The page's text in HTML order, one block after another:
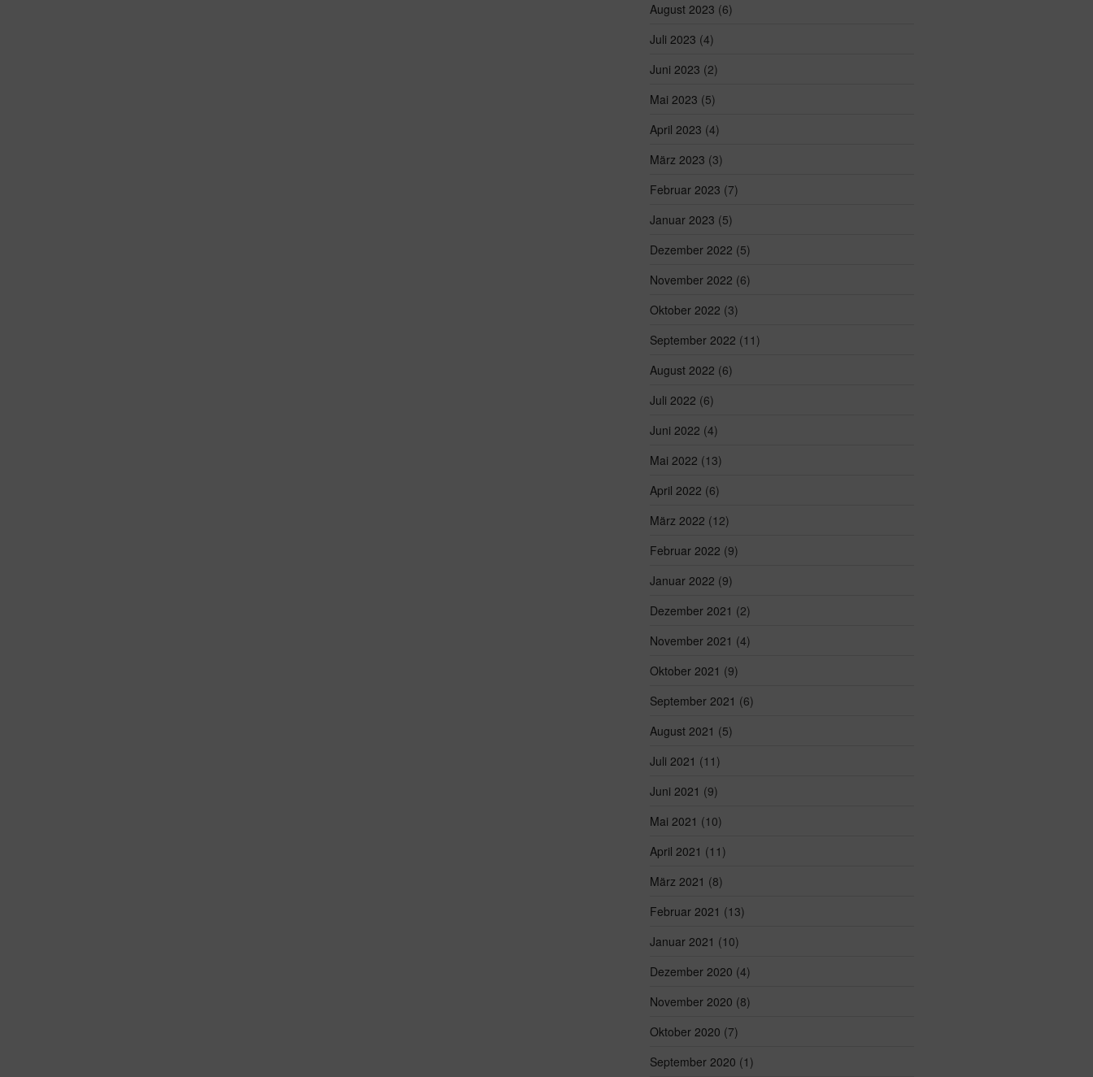
August 2023 (6)
Juli 2023 (4)
Juni 2023 (2)
Mai 2023 (5)
April 2023 (4)
März 2023 (3)
Februar 2023 (7)
Januar 2023 (5)
Dezember 2022 (5)
November 2022 (6)
Oktober 2022 (3)
September 2022 (11)
August 2022 (6)
Juli 2022 (6)
Juni 2022 (4)
Mai 2022 (13)
April 2022 (6)
März 2022 (12)
Februar 2022 (9)
Januar 2022 (9)
Dezember 2021 (2)
November 2021 (4)
Oktober 2021 (9)
September 2021 (6)
August 2021 (5)
Juli 2021 (11)
Juni 2021 (9)
Mai 2021 (10)
April 2021 (11)
März 2021 (8)
Februar 2021 (13)
Januar 2021 (10)
Dezember 2020 (4)
November 2020 (8)
Oktober 2020 (7)
September 2020 (1)